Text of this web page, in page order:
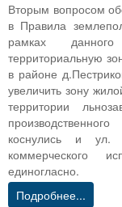
Вторым вопросом
в Правила
рамках
территориальную
в районе
увеличить зону
территории
коснулись и ул.
коммерческого
единогласно.
Подробнее...